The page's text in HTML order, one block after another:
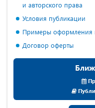
и авторского права
Условия публикации
Примеры оформления
Договор оферты